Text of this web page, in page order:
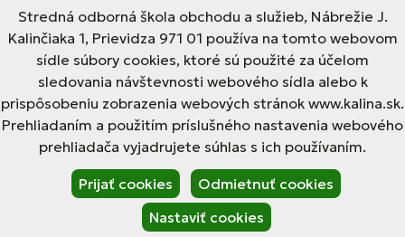
Stredná odborná škola obchodu a služieb, Nábrežie J.
Kalinčiaka 1, Prievidza 971 01 používa na tomto webovom
sídle súbory cookies, ktoré sú použité za účelom
sledovania návštevnosti webového sídla alebo k
prispôsobeniu zobrazenia webových stránok www.kalina.sk.
Prehliadaním a použitím príslušného nastavenia webového
prehliadača vyjadrujete súhlas s ich používaním.
Prijať cookies
Odmietnuť cookies
Nastaviť cookies